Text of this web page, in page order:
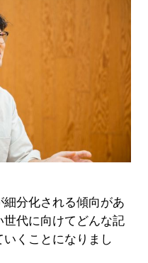
細分化される傾向があ
代に向けてどんな記
くことになりまし